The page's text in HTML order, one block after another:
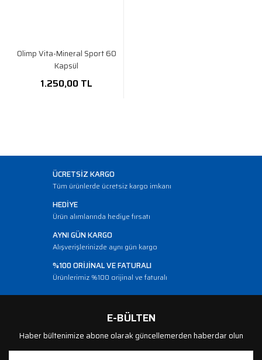
Olimp Vita-Mineral Sport 60
Kapsül
1.250,00 TL
ÜCRETSİZ KARGO
Tüm ürünlerde ücretsiz kargo imkanı
HEDİYE
Ürün alımlarında hediye fırsatı
AYNI GÜN KARGO
Alışverişlerinizde aynı gün kargo
%100 ORİJİNAL VE FATURALI
Ürünlerimiz %100 orijinal ve faturalı
E-BÜLTEN
Haber bültenimize abone olarak güncellemerden haberdar olun